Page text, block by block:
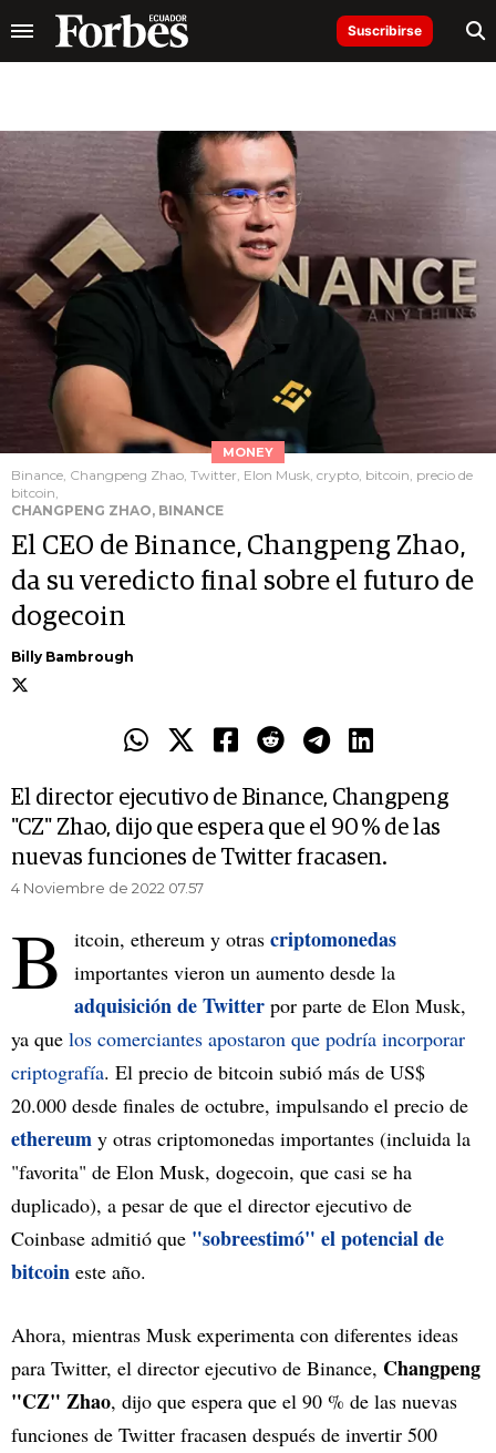
Suscribirse
MONEY
Binance, Changpeng Zhao, Twitter, Elon Musk, crypto, bitcoin, precio de
bitcoin,
CHANGPENG ZHAO, BINANCE
El CEO de Binance, Changpeng Zhao,
da su veredicto final sobre el futuro de
dogecoin
Billy Bambrough
El director ejecutivo de Binance, Changpeng
"CZ" Zhao, dijo que espera que el 90 % de las
nuevas funciones de Twitter fracasen.
4 Noviembre de 2022 07.57
B itcoin, ethereum y otras criptomonedas
importantes vieron un aumento desde la
adquisición de Twitter por parte de Elon Musk,
ya que los comerciantes apostaron que podría incorporar
criptografía. El precio de bitcoin subió más de US$
20.000 desde finales de octubre, impulsando el precio de
ethereum y otras criptomonedas importantes (incluida la
"favorita" de Elon Musk, dogecoin, que casi se ha
duplicado), a pesar de que el director ejecutivo de
Coinbase admitió que "sobreestimó" el potencial de
bitcoin este año.
Ahora, mientras Musk experimenta con diferentes ideas
para Twitter, el director ejecutivo de Binance, Changpeng
"CZ" Zhao, dijo que espera que el 90 % de las nuevas
funciones de Twitter fracasen después de invertir 500